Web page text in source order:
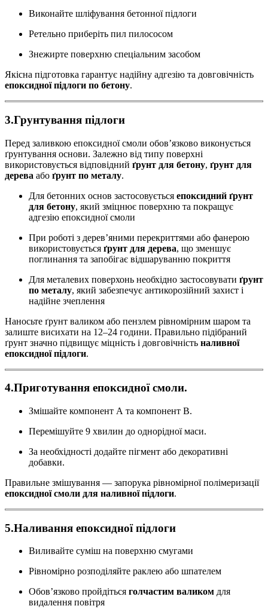
Виконайте шліфування бетонної підлоги
Ретельно приберіть пил пилососом
Знежирте поверхню спеціальним засобом
Якісна підготовка гарантує надійну адгезію та довговічність
епоксидної підлоги по бетону.
3.Грунтування підлоги
Перед заливкою епоксидної смоли обов’язково виконується
ґрунтування основи. Залежно від типу поверхні
використовується відповідний ґрунт для бетону, ґрунт для
дерева або ґрунт по металу.
Для бетонних основ застосовується епоксидний ґрунт
для бетону, який зміцнює поверхню та покращує
адгезію епоксидної смоли
При роботі з дерев’яними перекриттями або фанерою
використовується ґрунт для дерева, що зменшує
поглинання та запобігає відшаруванню покриття
Для металевих поверхонь необхідно застосовувати ґрунт
по металу, який забезпечує антикорозійний захист і
надійне зчеплення
Наносьте ґрунт валиком або пензлем рівномірним шаром та
залиште висихати на 12–24 години. Правильно підібраний
ґрунт значно підвищує міцність і довговічність наливної
епоксидної підлоги.
4.Приготування епоксидної смоли.
Змішайте компонент А та компонент B.
Перемішуйте 9 хвилин до однорідної маси.
За необхідності додайте пігмент або декоративні
добавки.
Правильне змішування — запорука рівномірної полімеризації
епоксидної смоли для наливної підлоги.
5.Наливання епоксидної підлоги
Виливайте суміш на поверхню смугами
Рівномірно розподіляйте раклею або шпателем
Обов’язково пройдіться голчастим валиком для
видалення повітря